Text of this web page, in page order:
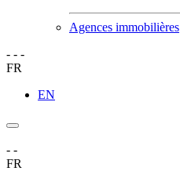
Agences immobilières
- - -
FR
EN
- -
FR